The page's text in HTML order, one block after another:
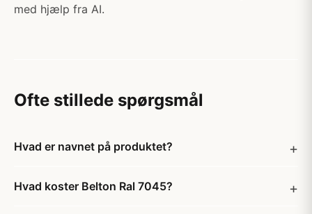
med hjælp fra AI.
Ofte stillede spørgsmål
Hvad er navnet på produktet?
Hvad koster Belton Ral 7045?